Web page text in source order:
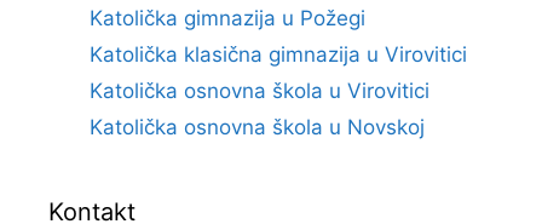
Katolička gimnazija u Požegi
Katolička klasična gimnazija u Virovitici
Katolička osnovna škola u Virovitici
Katolička osnovna škola u Novskoj
Kontakt